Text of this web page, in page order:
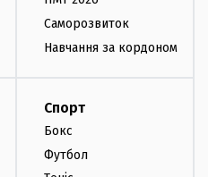
Саморозвиток
Навчання за кордоном
Спорт
Бокс
Футбол